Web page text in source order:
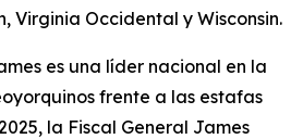
Virginia Occidental y Wisconsin.
es una líder nacional en la
frente a las estafas
la Fiscal General James